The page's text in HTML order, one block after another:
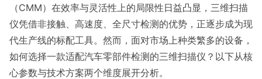
（CMM）在效率与灵活性上的局限性日益凸显，三维扫描
仪凭借非接触、高速度、全尺寸检测的优势，正逐步成为现
代生产线的标配工具。然而，面对市场上种类繁多的设备，
如何选择一款适配汽车零部件检测的三维扫描仪？以下从核
心参数与技术方案两个维度展开分析。